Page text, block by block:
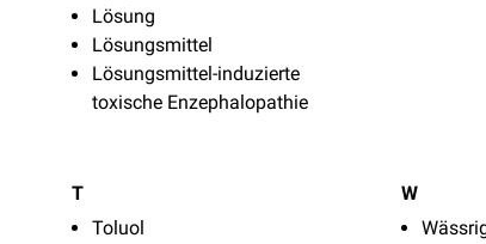
Lösung
Lösungsmittel
Lösungsmittel-induzierte
toxische Enzephalopathie
T
Toluol
W